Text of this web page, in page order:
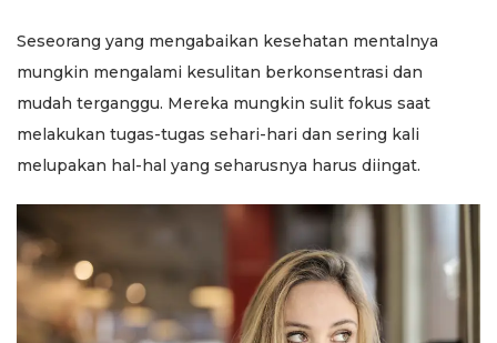
Seseorang yang mengabaikan kesehatan mentalnya
mungkin mengalami kesulitan berkonsentrasi dan
mudah terganggu. Mereka mungkin sulit fokus saat
melakukan tugas-tugas sehari-hari dan sering kali
melupakan hal-hal yang seharusnya harus diingat.